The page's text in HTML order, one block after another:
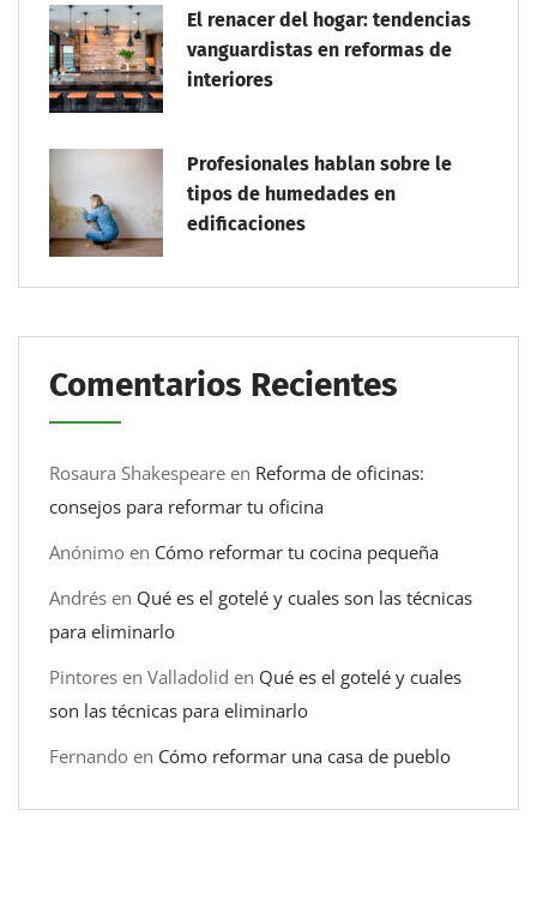
El renacer del hogar: tendencias
vanguardistas en reformas de
interiores
Profesionales hablan sobre le
tipos de humedades en
edificaciones
Comentarios Recientes
Rosaura Shakespeare en Reforma de oficinas:
consejos para reformar tu oficina
Anónimo en Cómo reformar tu cocina pequeña
Andrés en Qué es el gotelé y cuales son las técnicas
para eliminarlo
Pintores en Valladolid en Qué es el gotelé y cuales
son las técnicas para eliminarlo
Fernando en Cómo reformar una casa de pueblo